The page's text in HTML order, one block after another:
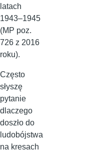
latach
1943–1945
(MP poz.
726 z 2016
roku).
Często
słyszę
pytanie
dlaczego
doszło do
ludobójstwa
na kresach